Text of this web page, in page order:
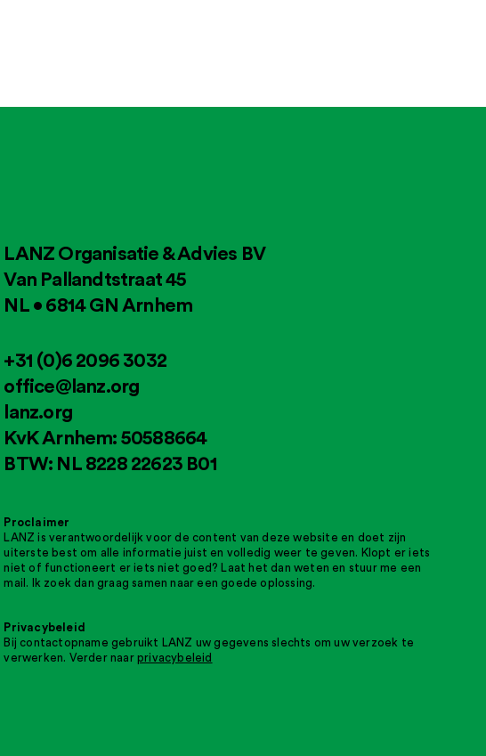
LANZ Organisatie & Advies BV
Van Pallandtstraat 45
NL • 6814 GN Arnhem
+31 (0)6 2096 3032
office@lanz.org
lanz.org
KvK Arnhem: 50588664
BTW: NL 8228 22623 B01
Proclaimer
LANZ is verantwoordelijk voor de content van deze website en doet zijn
uiterste best om alle informatie juist en volledig weer te geven. Klopt er iets
niet of functioneert er iets niet goed? Laat het dan weten en stuur me een
mail. Ik zoek dan graag samen naar een goede oplossing.
Privacybeleid
Bij contactopname gebruikt LANZ uw gegevens slechts om uw verzoek te
verwerken. Verder naar privacybeleid